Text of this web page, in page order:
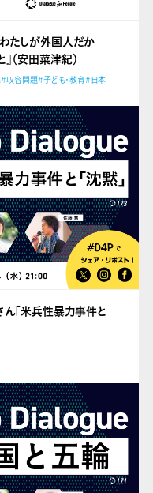
たしが外国人だか
（安田菜津紀）
#収容問題#子ども・教育#日本
「米兵性暴力事件と